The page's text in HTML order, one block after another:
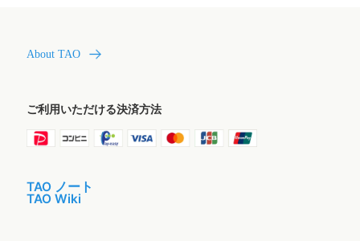
About TAO
ご利用いただける決済方法
TAO ノート
TAO Wiki